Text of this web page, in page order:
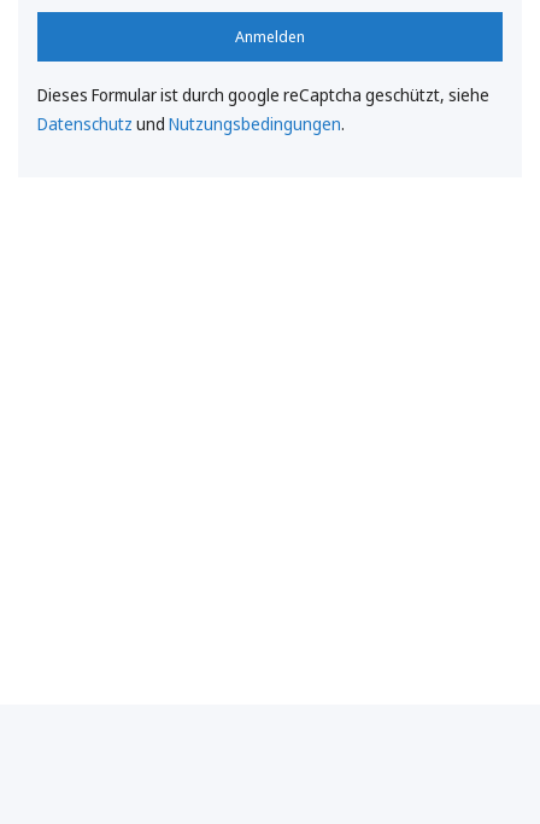
Anmelden
Dieses Formular ist durch google reCaptcha geschützt, siehe
Datenschutz und Nutzungsbedingungen.